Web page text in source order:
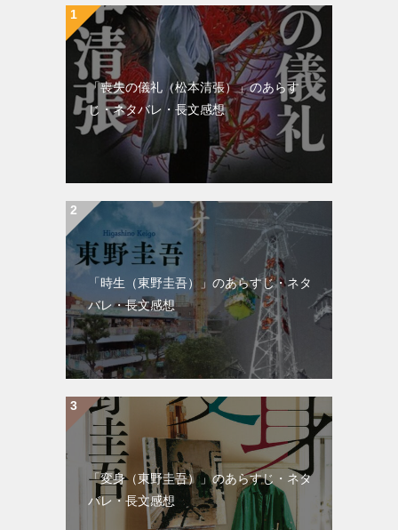
「喪失の儀礼（松本清張）」のあらす
じ・ネタバレ・長文感想
「時生（東野圭吾）」のあらすじ・ネタ
バレ・長文感想
「変身（東野圭吾）」のあらすじ・ネタ
バレ・長文感想